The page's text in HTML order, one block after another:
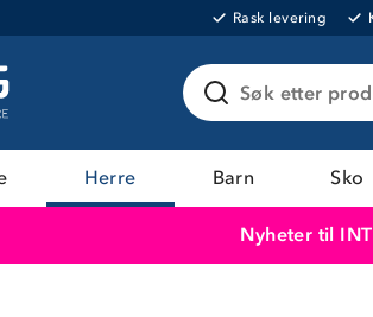
Rask levering
Søk etter
Herre Barn Sko
Nyheter til